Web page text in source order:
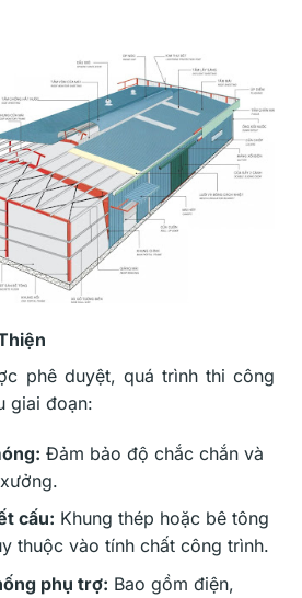
phê duyệt, quá trình thi công
giai đoạn:
Đảm bảo độ chắc chắn và
cấu: Khung thép hoặc bê tông
thuộc vào tính chất công trình.
phụ trợ: Bao gồm điện,